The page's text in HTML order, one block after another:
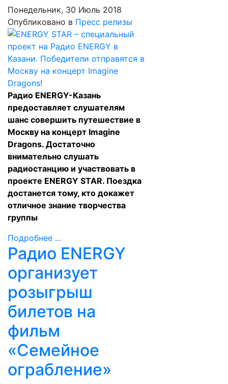
Понедельник, 30 Июль 2018
Опубликовано в Пресс релизы
Радио ENERGY-Казань
предоставляет слушателям
шанс совершить путешествие в
Москву на концерт Imagine
Dragons. Достаточно
внимательно слушать
радиостанцию и участвовать в
проекте ENERGY STAR. Поездка
достанется тому, кто докажет
отличное знание творчества
группы
Подробнее ...
Радио ENERGY
организует
розыгрыш
билетов на
фильм
«Семейное
ограбление»